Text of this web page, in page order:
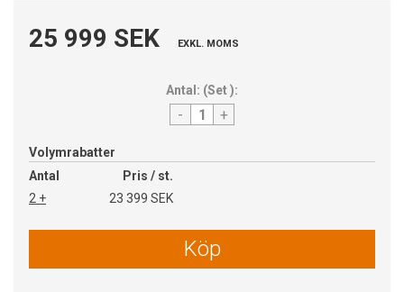
25 999 SEK EXKL. MOMS
Antal: (Set):
- +
Volymrabatter
Antal
Pris / st.
2 +
23 399 SEK
Köp